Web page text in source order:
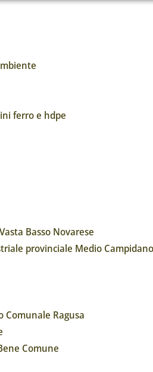
notizia
ferro e hdpe
Basso Novarese
provinciale Medio
Comunale Ragusa
Comune